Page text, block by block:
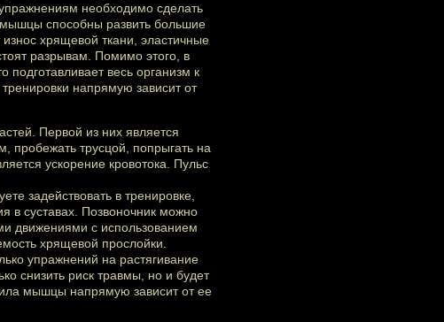
необходимо сделать
способны развить большие
хрящевой ткани, эластичные
разрывам. Помимо этого, в
подготавливает весь организм к
напрямую зависит от
Первой из них является
пробежать трусцой, попрыгать на
ускорение кровотока. Пульс
задействовать в тренировке,
в суставах. Позвоночник можно
движениями с использованием
хрящевой прослойки.
упражнений на растягивание
снизить риск травмы, но и будет
мышцы напрямую зависит от ее